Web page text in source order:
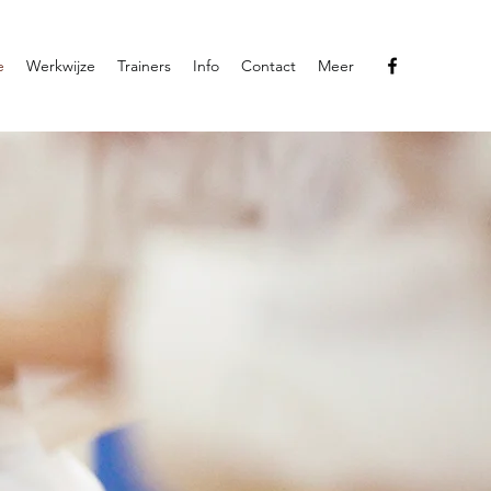
Werkwijze Trainers Info Contact Meer